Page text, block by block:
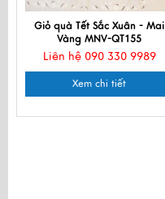
Giỏ quà Tết Sắc Xuân - Mai
Vàng MNV-QT155
Liên hệ 090 330 9989
Xem chi tiết